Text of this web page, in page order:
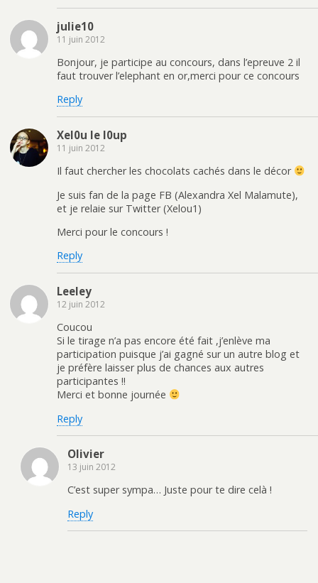
julie10
11 juin 2012
Bonjour, je participe au concours, dans l’epreuve 2 il
faut trouver l’elephant en or,merci pour ce concours
Reply
Xel0u le l0up
11 juin 2012
Il faut chercher les chocolats cachés dans le décor
Je suis fan de la page FB (Alexandra Xel Malamute),
et je relaie sur Twitter (Xelou1)
Merci pour le concours !
Reply
Leeley
12 juin 2012
Coucou
Si le tirage n’a pas encore été fait ,j’enlève ma
participation puisque j’ai gagné sur un autre blog et
je préfère laisser plus de chances aux autres
participantes !!
Merci et bonne journée
Reply
Olivier
13 juin 2012
C’est super sympa… Juste pour te dire celà !
Reply